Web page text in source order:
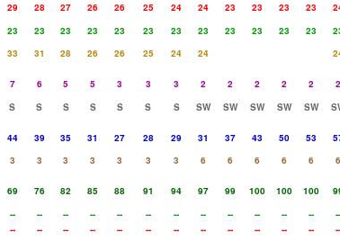
29 28 27 26 26 25 24 24 23 23 23 23
23 23 23 23 23 23 23 23 23 23 23 23
33 31 28 26 26 25 24 24
7 6 5 5 3 3 3 2 2 2 2 2 2
S S S S S S S SW SW SW SW SW
44 39 35 31 27 28 29 31 37 43 50 53
3 3 3 3 3 3 3 6 6 6 6 6 6
69 76 82 85 88 91 94 97 99 100 100 100
-- -- -- -- -- -- -- -- -- -- -- -- --
-- -- -- -- -- -- -- -- -- -- -- -- --